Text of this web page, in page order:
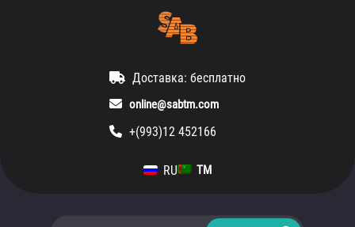
Доставка: бесплатно
online@sabtm.com
+(993)12 452166
RU TM